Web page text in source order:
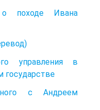
о походе Ивана
управления в
государстве
с Андреем